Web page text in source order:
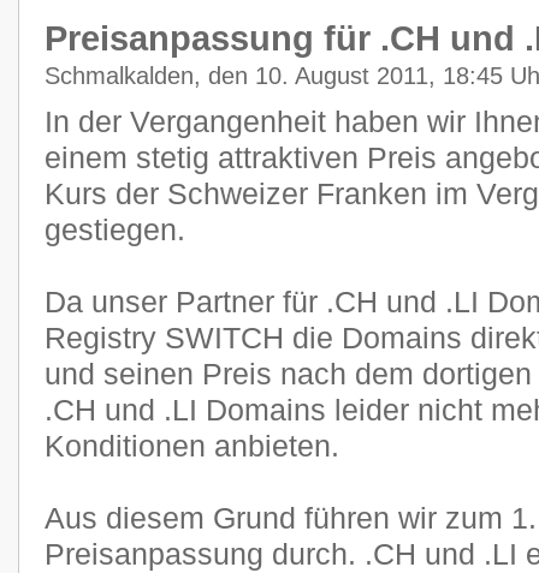
Preisanpassung für .CH und
Schmalkalden, den 10. August 2011, 18:45
In der Vergangenheit haben wir
einem stetig attraktiven Preis
Kurs der Schweizer Franken im
gestiegen.
Da unser Partner für .CH und .LI
Registry SWITCH die Domains
und seinen Preis nach dem
.CH und .LI Domains leider nicht
Konditionen anbieten.
Aus diesem Grund führen wir zum
Preisanpassung durch. .CH und .LI